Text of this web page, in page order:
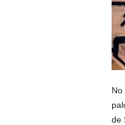
No
de